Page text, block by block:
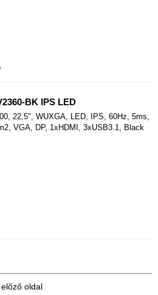
BK IPS LED
22,5", WUXGA, LED, IPS, 60Hz, 5ms,
VGA, DP, 1xHDMI, 3xUSB3.1, Black
előző oldal